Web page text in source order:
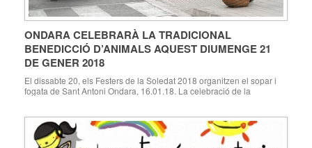
ONDARA CELEBRARÀ LA TRADICIONAL
BENEDICCIÓ D’ANIMALS AQUEST DIUMENGE 21
DE GENER 2018
El dissabte 20, els Festers de la Soledat 2018 organitzen el sopar i
fogata de Sant Antoni Ondara, 16.01.18. La celebració de la
organitzat per l’Associació de Carreters i Cavallistes d’Ondara, amb
[…]